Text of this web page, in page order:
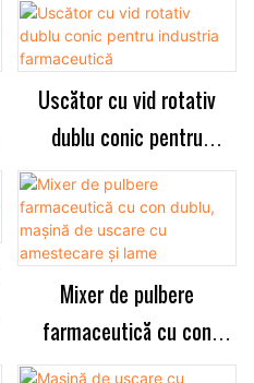
Uscător cu vid rotativ
dublu conic pentru
industria farmaceutică
Mixer de pulbere
farmaceutică cu con
dublu, mașină de uscare